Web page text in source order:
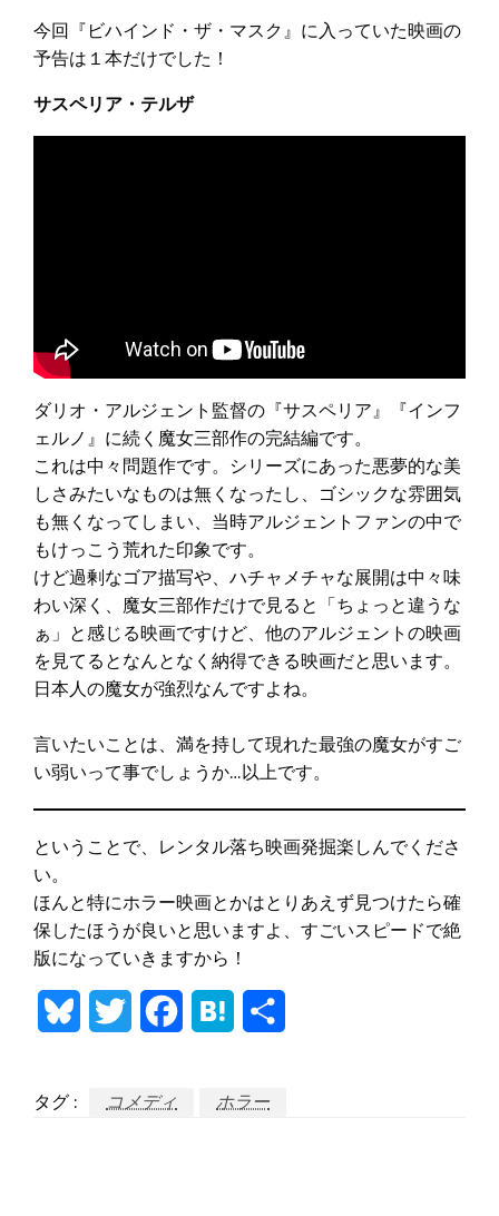
今回『ビハインド・ザ・マスク』に入っていた映画の
予告は１本だけでした！
サスペリア・テルザ
ダリオ・アルジェント監督の『サスペリア』『インフ
ェルノ』に続く魔女三部作の完結編です。
これは中々問題作です。シリーズにあった悪夢的な美
しさみたいなものは無くなったし、ゴシックな雰囲気
も無くなってしまい、当時アルジェントファンの中で
もけっこう荒れた印象です。
けど過剰なゴア描写や、ハチャメチャな展開は中々味
わい深く、魔女三部作だけで見ると「ちょっと違うな
ぁ」と感じる映画ですけど、他のアルジェントの映画
を見てるとなんとなく納得できる映画だと思います。
日本人の魔女が強烈なんですよね。
言いたいことは、満を持して現れた最強の魔女がすご
い弱いって事でしょうか…以上です。
ということで、レンタル落ち映画発掘楽しんでくださ
い。
ほんと特にホラー映画とかはとりあえず見つけたら確
保したほうが良いと思いますよ、すごいスピードで絶
版になっていきますから！
Bluesky Twitter FacebookHatena
タグ : コメディ ホラー